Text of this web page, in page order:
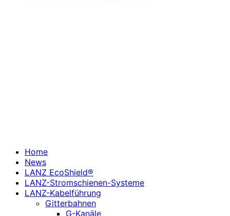
Home
News
LANZ EcoShield®
LANZ-Stromschienen-Systeme
LANZ-Kabelführung
Gitterbahnen
G-Kanäle